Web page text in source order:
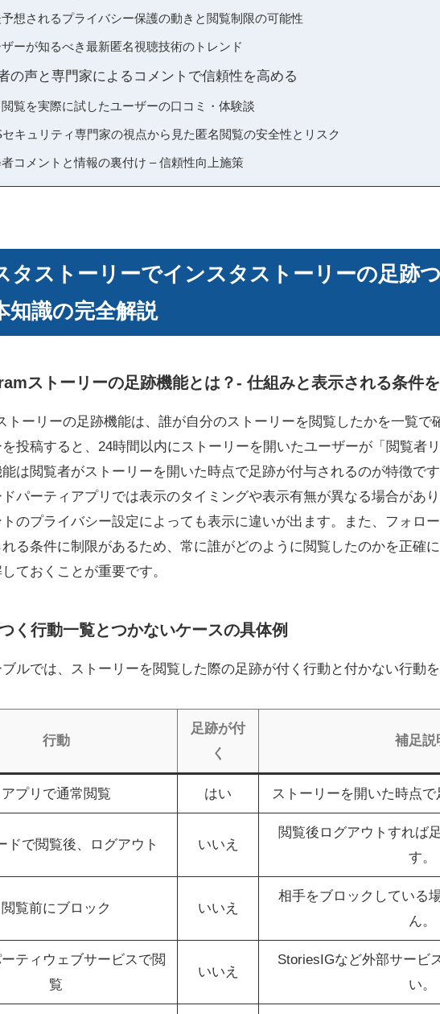
想されるプライバシー保護の動きと閲覧制限の可能性
ーが知るべき最新匿名視聴技術のトレンド
の声と専門家によるコメントで信頼性を高める
覧を実際に試したユーザーの口コミ・体験談
セキュリティ専門家の視点から見た匿名閲覧の安全性とリスク
コメントと情報の裏付け – 信頼性向上施策
タストーリーでインスタストーリーの足跡
知識の完全解説
ストーリーの足跡機能とは？- 仕組みと表示される条件
トーリーの足跡機能は、誰が自分のストーリーを閲覧したかを一覧で
を投稿すると、24時間以内にストーリーを開いたユーザーが「閲覧者
は閲覧者がストーリーを開いた時点で足跡が付与されるのが特徴で
パーティアプリでは表示のタイミングや表示有無が異なる場合があ
のプライバシー設定によっても表示に違いが出ます。また、フォロ
れる条件に制限があるため、常に誰がどのように閲覧したのかを正確
ておくことが重要です。
く行動一覧とつかないケースの具体例
ルでは、ストーリーを閲覧した際の足跡が付く行動と付かない行動
行動
足跡が付
く
補足説
アプリで通常閲覧 はい ストーリーを開いた時点
ドで閲覧後、ログアウト いいえ
閲覧後ログアウトすれば
す。
閲覧前にブロック いいえ
相手をブロックしている
ん。
ティウェブサービスで閲
覧
いいえ
StoriesIGなど外部サービ
い。